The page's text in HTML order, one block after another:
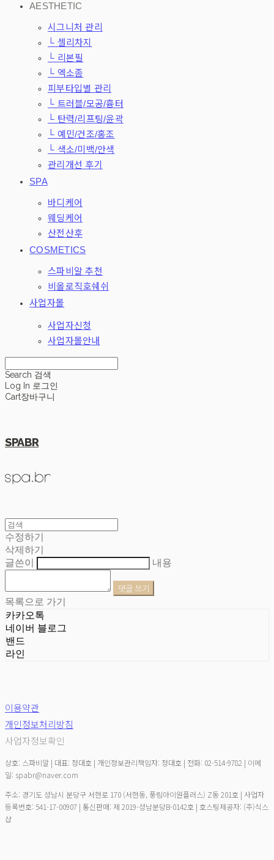
AESTHETIC
시그니처 관리
└ 셀리차지
└ 리본필
└ 엑소좀
피부타입별 관리
└ 트러블/모공/흉터
└ 탄력/리프팅/윤곽
└ 예민/건조/홍조
└ 색소/미백/안색
관리개선 후기
SPA
바디케어
웨딩케어
산전산후
COSMETICS
스파비알 추천
비올로직호쉐쉬
사업자몰
사업자신청
사업자몰안내
Search 검색
Log In 로그인
Cart장바구니
SPABR
수정하기
삭제하기
글쓴이
내용
댓글 쓰기
목록으로 가기
카카오톡
네이버 블로그
밴드
라인
이용약관
개인정보처리방침
사업자정보확인
상호: 스파비알 | 대표: 정대호 | 개인정보관리책임자: 정대호 | 전화: 02-514-9782 | 이메
일: spabr@naver.com
주소: 경기도 성남시 분당구 서현로 170 (서현동, 풍림아이원플러스) Z동 201호 | 사업자
등록번호: 541-17-00907 | 통신판매: 제 2019-성남분당B-0142호 | 호스팅제공자: (주)식스
샵